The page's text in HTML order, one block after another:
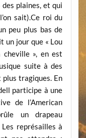
des plaines, et qui
sait).Ce roi du
peu plus bas de
un jour que « Lou
cheville », en est
suite à des
tragiques. En
participe à une
de l’American
un drapeau
représailles à